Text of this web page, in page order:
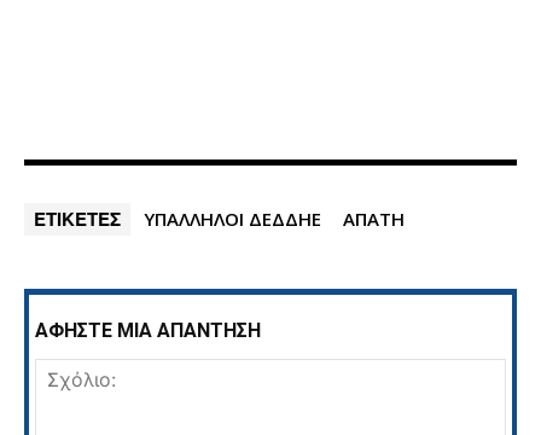
ΕΤΙΚΕΤΕΣ ΥΠΑΛΛΗΛΟΙ ΔΕΔΔΗΕ ΑΠΑΤΗ
ΑΦΗΣΤΕ ΜΙΑ ΑΠΑΝΤΗΣΗ